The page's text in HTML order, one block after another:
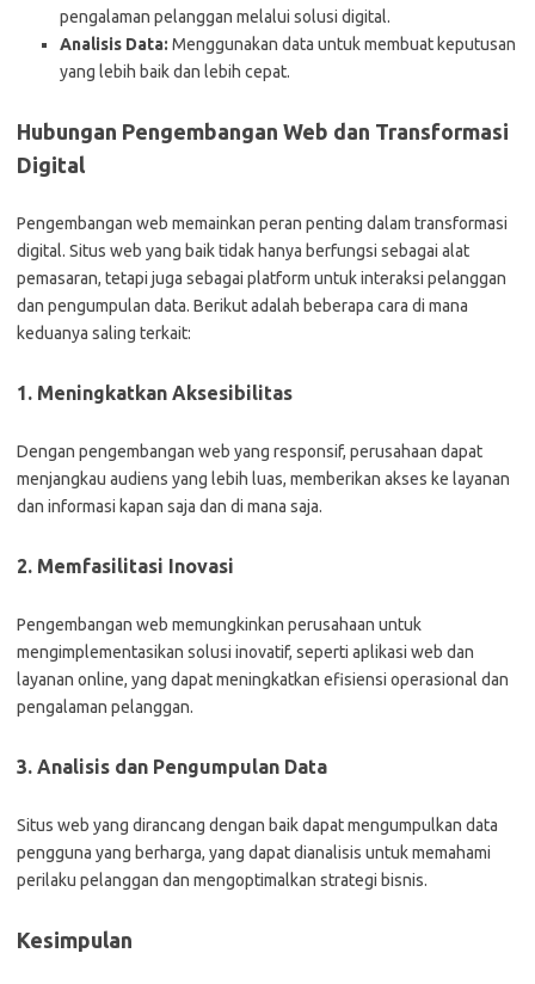
pengalaman pelanggan melalui solusi digital.
Analisis Data: Menggunakan data untuk membuat keputusan
yang lebih baik dan lebih cepat.
Hubungan Pengembangan Web dan Transformasi
Digital
Pengembangan web memainkan peran penting dalam transformasi
digital. Situs web yang baik tidak hanya berfungsi sebagai alat
pemasaran, tetapi juga sebagai platform untuk interaksi pelanggan
dan pengumpulan data. Berikut adalah beberapa cara di mana
keduanya saling terkait:
1. Meningkatkan Aksesibilitas
Dengan pengembangan web yang responsif, perusahaan dapat
menjangkau audiens yang lebih luas, memberikan akses ke layanan
dan informasi kapan saja dan di mana saja.
2. Memfasilitasi Inovasi
Pengembangan web memungkinkan perusahaan untuk
mengimplementasikan solusi inovatif, seperti aplikasi web dan
layanan online, yang dapat meningkatkan efisiensi operasional dan
pengalaman pelanggan.
3. Analisis dan Pengumpulan Data
Situs web yang dirancang dengan baik dapat mengumpulkan data
pengguna yang berharga, yang dapat dianalisis untuk memahami
perilaku pelanggan dan mengoptimalkan strategi bisnis.
Kesimpulan